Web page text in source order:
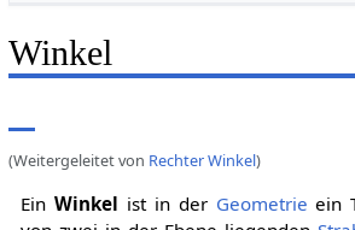
Winkel
(Weitergeleitet von Rechter Winkel)
Ein Winkel ist in der Geometrie ein